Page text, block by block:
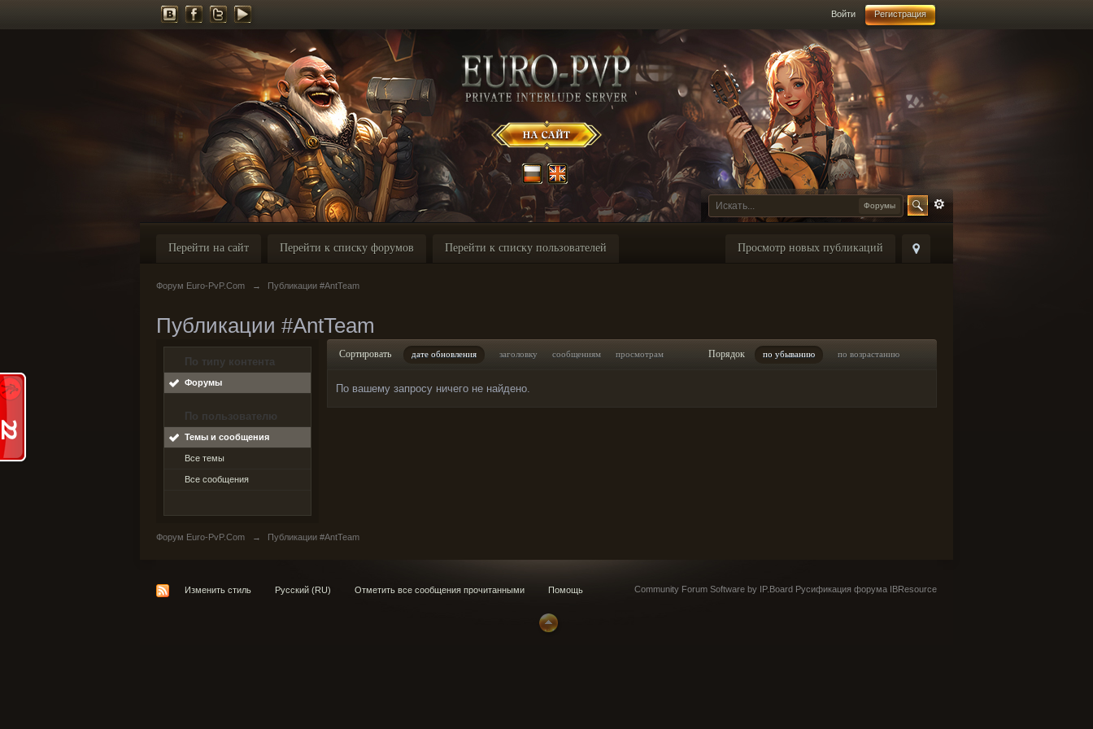
Войти Регистрация
Форумы
Просмотр новых публикаций
Перейти на сайт Перейти к списку форумов Перейти к списку пользователей
Форум Euro-PvP.Com → Публикации #AntTeam
Публикации #AntTeam
По типу контента
Форумы
По пользователю
Темы и сообщения
Все темы
Все сообщения
Сортировать дате обновления заголовку сообщениям просмотрам Порядок по убыванию по возрастанию
По вашему запросу ничего не найдено.
Форум Euro-PvP.Com → Публикации #AntTeam
Изменить стиль Русский (RU) Отметить все сообщения прочитанными Помощь Community Forum Software by IP.Board Русификация форума IBResource